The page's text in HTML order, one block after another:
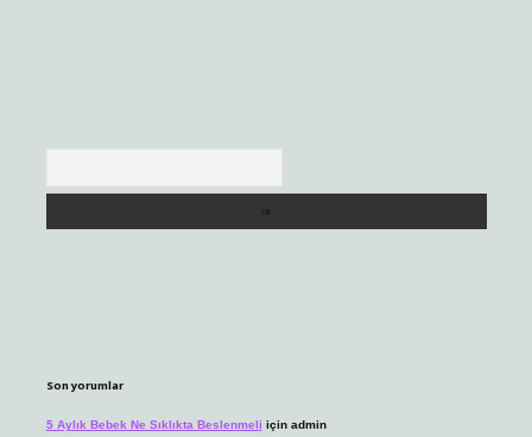
Son yorumlar
5 Aylık Bebek Ne Sıklıkta Beslenmeli için admin